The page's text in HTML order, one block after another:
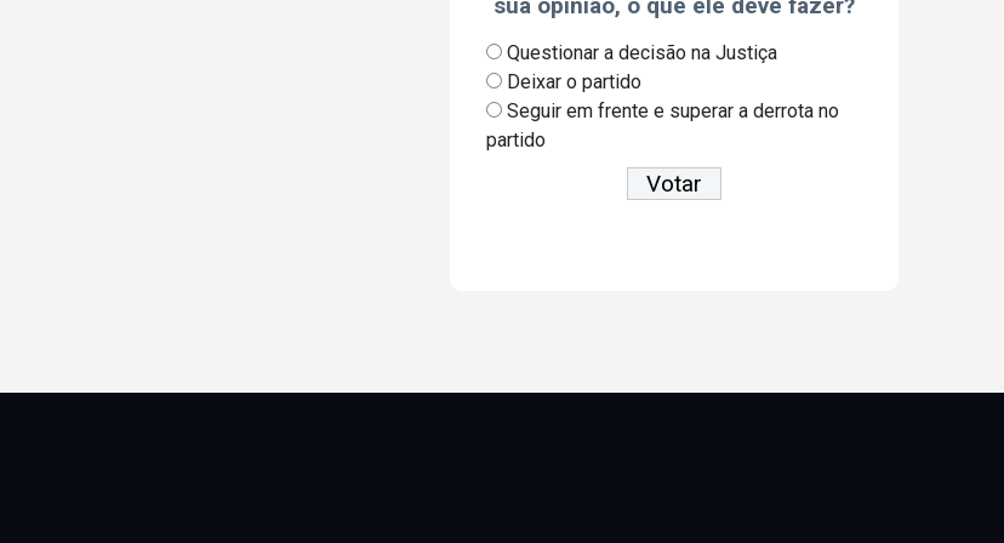
sua opinião, o que ele deve fazer?
Questionar a decisão na Justiça
Deixar o partido
Seguir em frente e superar a derrota no
partido